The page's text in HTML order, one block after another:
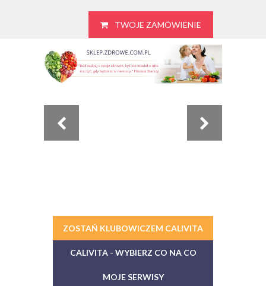
TWOJE ZAMÓWIENIE
ZOSTAŃ KLUBOWICZEM CALIVITA
CALIVITA - WYBIERZ CO NA CO
MOJE SERWISY